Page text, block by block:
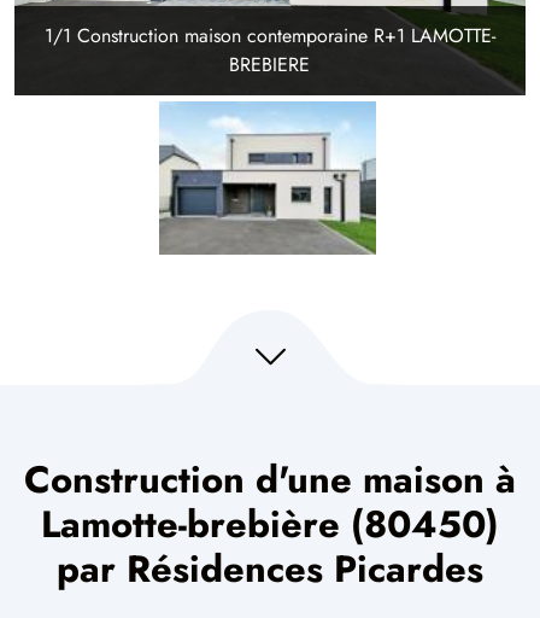
1/1 Construction maison contemporaine R+1 LAMOTTE-
BREBIERE
Construction d'une maison à
Lamotte-brebière (80450)
par Résidences Picardes